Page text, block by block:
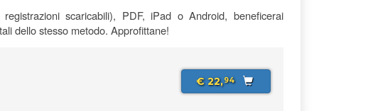
scaricabili), PDF, iPad o Android, beneficerai
dello stesso metodo. Approfittane!
€ 22,94